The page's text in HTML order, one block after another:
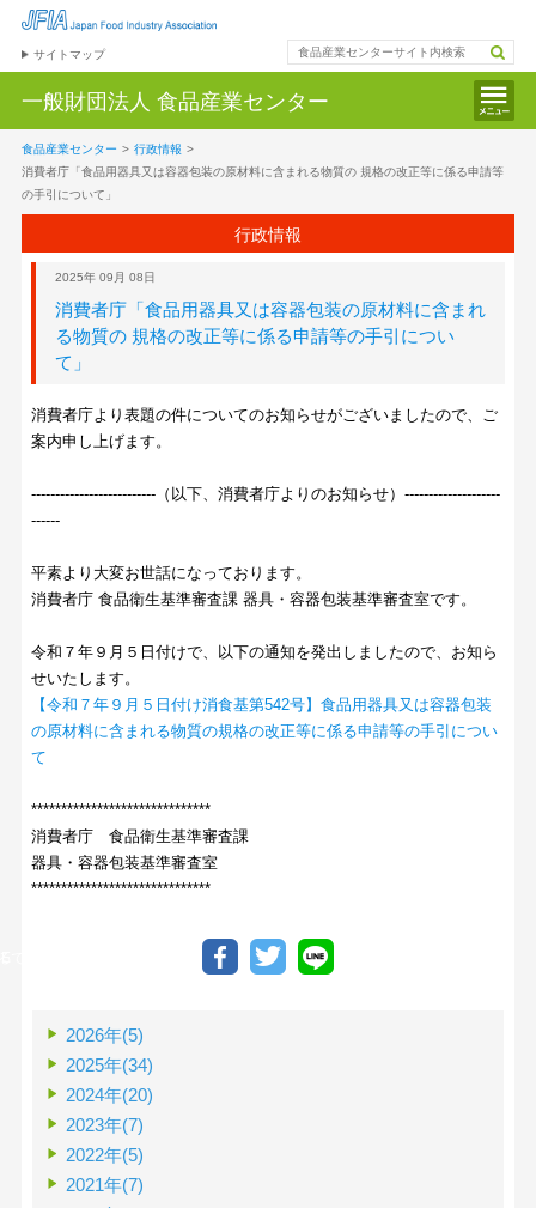
サイトマップ
一般財団法人 食品産業センター
食品産業センター > 行政情報 >
消費者庁「食品用器具又は容器包装の原材料に含まれる物質の 規格の改正等に係る申請等
の手引について」
行政情報
2025年 09月 08日
消費者庁「食品用器具又は容器包装の原材料に含まれ
る物質の 規格の改正等に係る申請等の手引につい
て」
消費者庁より表題の件についてのお知らせがございましたので、ご
案内申し上げます。
--------------------------（以下、消費者庁よりのお知らせ）--------------------
------
平素より大変お世話になっております。
消費者庁 食品衛生基準審査課 器具・容器包装基準審査室です。
令和７年９月５日付けで、以下の通知を発出しましたので、お知ら
せいたします。
【令和７年９月５日付け消食基第542号】食品用器具又は容器包装
の原材料に含まれる物質の規格の改正等に係る申請等の手引につい
て
******************************
消費者庁 食品衛生基準審査課
器具・容器包装基準審査室
******************************
2026年(5)
2025年(34)
2024年(20)
2023年(7)
2022年(5)
2021年(7)